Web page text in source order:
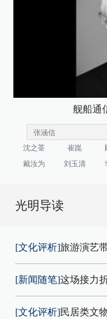
舰船通
沈之荃 崔崑
戴汝为
刘玉清
光明导读
[文化评析]旅游演艺
[新闻随笔]这场接力
[文化评析]民居类文